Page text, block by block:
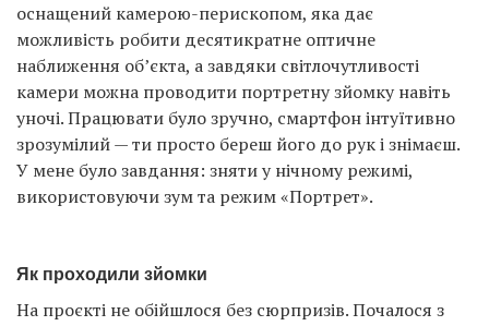
оснащений камерою-перископом, яка дає
можливість робити десятикратне оптичне
наближення об’єкта, а завдяки світлочутливості
камери можна проводити портретну зйомку навіть
уночі. Працювати було зручно, смартфон інтуїтивно
зрозумілий — ти просто береш його до рук і знімаєш.
У мене було завдання: зняти у нічному режимі,
використовуючи зум та режим «Портрет».
Як проходили зйомки
На проєкті не обійшлося без сюрпризів. Почалося з